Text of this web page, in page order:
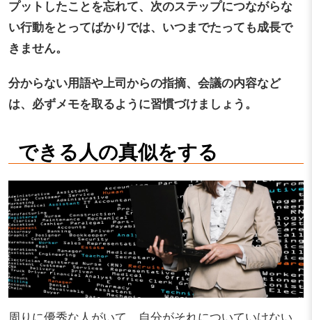
プットしたことを忘れて、次のステップにつながらな
い行動をとってばかりでは、いつまでたっても成長で
きません。
分からない用語や上司からの指摘、会議の内容など
は、必ずメモを取るように習慣づけましょう。
できる人の真似をする
周りに優秀な人がいて、自分がそれについていけない